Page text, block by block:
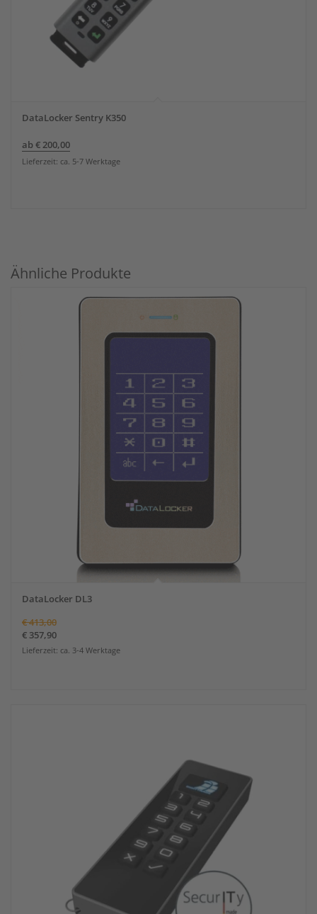
DataLocker Sentry K350
ab€200,00
Lieferzeit: ca. 5-7 Werktage
Ähnliche Produkte
DataLocker DL3
€413,00
€ 357,90
Lieferzeit: ca. 3-4 Werktage